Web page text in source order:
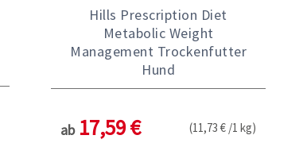
Hills Prescription Diet
Metabolic Weight
Management Trockenfutter
Hund
ab 17,59 € (11,73 € /1 kg)